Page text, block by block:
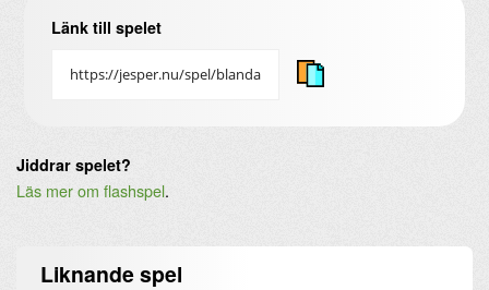
Länk till spelet
Jiddrar spelet?
Läs mer om flashspel.
Liknandespel